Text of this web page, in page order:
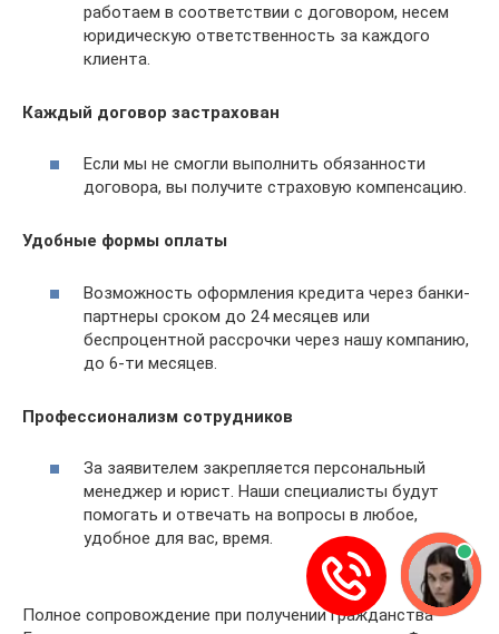
работаем в соответствии с договором, несем
юридическую ответственность за каждого
клиента.
Каждый договор застрахован
Если мы не смогли выполнить обязанности
договора, вы получите страховую компенсацию.
Удобные формы оплаты
Возможность оформления кредита через банки-
партнеры сроком до 24 месяцев или
беспроцентной рассрочки через нашу компанию,
до 6-ти месяцев.
Профессионализм сотрудников
За заявителем закрепляется персональный
менеджер и юрист. Наши специалисты будут
помогать и отвечать на вопросы в любое,
удобное для вас, время.
Полное сопровождение при получении гражданства